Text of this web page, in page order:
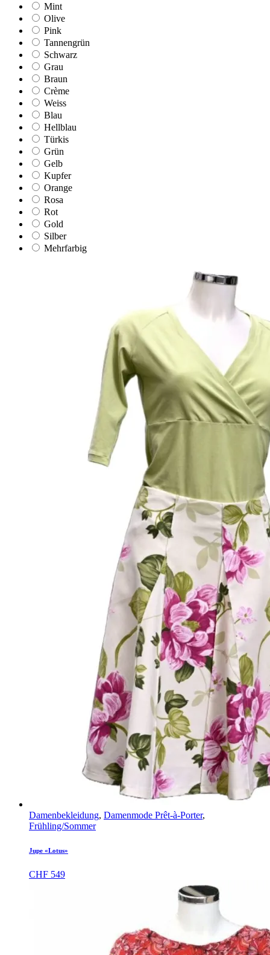
Mint
Olive
Pink
Tannengrün
Schwarz
Grau
Braun
Crème
Weiss
Blau
Hellblau
Türkis
Grün
Gelb
Kupfer
Orange
Rosa
Rot
Gold
Silber
Mehrfarbig
Damenbekleidung, Damenmode Prêt-à-Porter,
Frühling/Sommer
Jupe «Lotus»
CHF 549